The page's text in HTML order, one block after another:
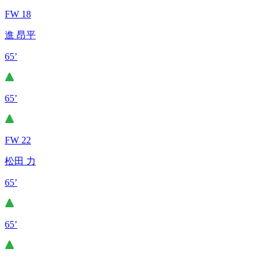
FW 18
進 昂平
65’
65’
FW 22
松田 力
65’
65’